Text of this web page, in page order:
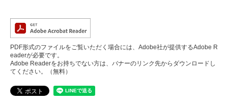
PDF形式のファイルをご覧いただく場合には、Adobe社が提供するAdobe R
eaderが必要です。
Adobe Readerをお持ちでない方は、バナーのリンク先からダウンロードし
てください。（無料）